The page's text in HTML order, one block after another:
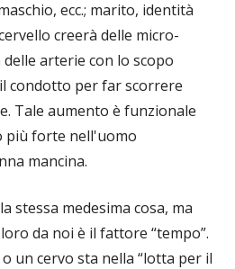
ecc.; marito, identità
creerà delle micro-
arterie con lo scopo
condotto per far scorrere
Tale aumento è funzionale
più forte nell'uomo
mancina.
stessa medesima cosa, ma
da noi è il fattore “tempo”.
un cervo sta nella “lotta per il